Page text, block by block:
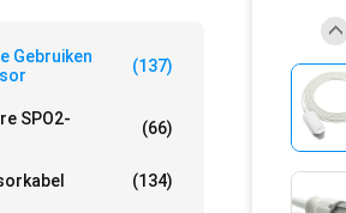
Gebruiken
(137)
SPO2-
(66)
(134)